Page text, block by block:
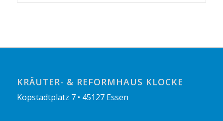
KRÄUTER- & REFORMHAUS KLOCKE
Kopstadtplatz 7 • 45127 Essen